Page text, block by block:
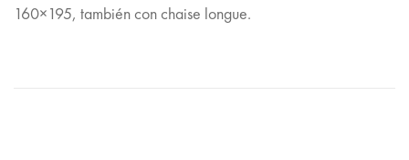
160×195, también con chaise longue.